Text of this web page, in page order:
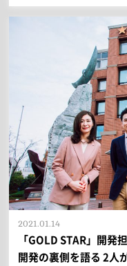
「GOLD STAR」開発
開発の裏側を語る 2人
2021.01.14